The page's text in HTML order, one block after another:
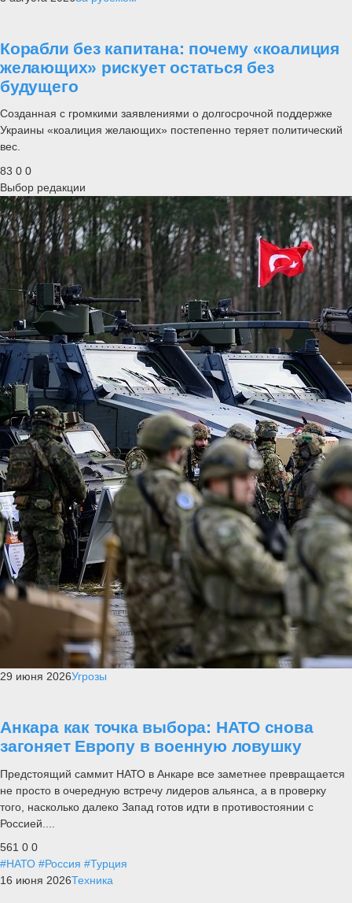
Корабли без капитана: почему «коалиция
желающих» рискует остаться без
будущего
Созданная с громкими заявлениями о долгосрочной поддержке
Украины «коалиция желающих» постепенно теряет политический
вес.
83 0 0
Выбор редакции
29 июня 2026Угрозы
Анкара как точка выбора: НАТО снова
загоняет Европу в военную ловушку
Предстоящий саммит НАТО в Анкаре все заметнее превращается
не просто в очередную встречу лидеров альянса, а в проверку
того, насколько далеко Запад готов идти в противостоянии с
Россией....
561 0 0
#НАТО #Россия #Турция
16 июня 2026Техника